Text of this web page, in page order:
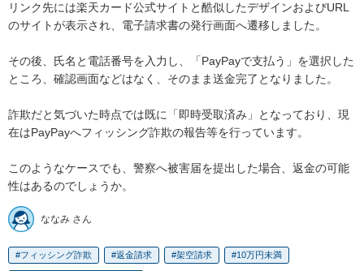
リンク先には楽天カード公式サイトと酷似したデザインおよびURL
のサイトが表示され、電子請求書の発行画面へ遷移しました。
その後、氏名と電話番号を入力し、「PayPayで支払う」を選択した
ところ、確認画面などはなく、そのまま送金完了となりました。
詐欺だと気づいた時点では既に「即時受取済み」となっており、現
在はPayPayへフィッシング詐欺の報告等を行っています。
このようなケースでも、警察へ被害届を提出した場合、返金の可能
性はあるのでしょうか。
ななみ さん
フィッシング詐欺 返金請求 架空請求 10万円未満